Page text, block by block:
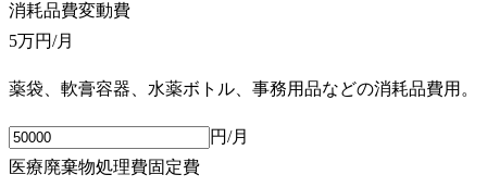
消耗品費変動費
5万円/月
薬袋、軟膏容器、水薬ボトル、事務用品などの消耗品費用。
円/月
医療廃棄物処理費固定費